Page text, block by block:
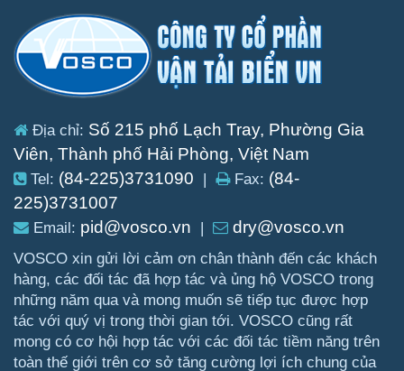
Địa chỉ: Số 215 phố Lạch Tray, Phường Gia
Viên, Thành phố Hải Phòng, Việt Nam
Tel: (84-225)3731090 | Fax: (84-
225)3731007
Email: pid@vosco.vn | dry@vosco.vn
VOSCO xin gửi lời cảm ơn chân thành đến các khách
hàng, các đối tác đã hợp tác và ủng hộ VOSCO trong
những năm qua và mong muốn sẽ tiếp tục được hợp
tác với quý vị trong thời gian tới. VOSCO cũng rất
mong có cơ hội hợp tác với các đối tác tiềm năng trên
toàn thế giới trên cơ sở tăng cường lợi ích chung của